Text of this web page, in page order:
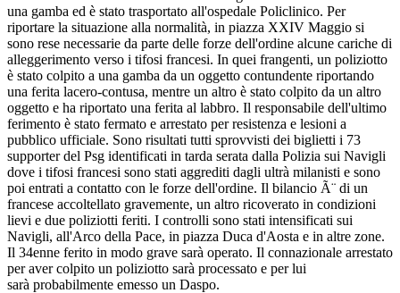
una gamba ed è stato trasportato all'ospedale Policlinico. Per
riportare la situazione alla normalità, in piazza XXIV Maggio si
sono rese necessarie da parte delle forze dell'ordine alcune cariche di
alleggerimento verso i tifosi francesi. In quei frangenti, un poliziotto
è stato colpito a una gamba da un oggetto contundente riportando
una ferita lacero-contusa, mentre un altro è stato colpito da un altro
oggetto e ha riportato una ferita al labbro. Il responsabile dell'ultimo
ferimento è stato fermato e arrestato per resistenza e lesioni a
pubblico ufficiale. Sono risultati tutti sprovvisti dei biglietti i 73
supporter del Psg identificati in tarda serata dalla Polizia sui Navigli
dove i tifosi francesi sono stati aggrediti dagli ultrà milanisti e sono
poi entrati a contatto con le forze dell'ordine. Il bilancio Ã¨ di un
francese accoltellato gravemente, un altro ricoverato in condizioni
lievi e due poliziotti feriti. I controlli sono stati intensificati sui
Navigli, all'Arco della Pace, in piazza Duca d'Aosta e in altre zone.
Il 34enne ferito in modo grave sarà operato. Il connazionale arrestato
per aver colpito un poliziotto sarà processato e per lui
sarà probabilmente emesso un Daspo.